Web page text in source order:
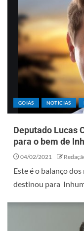
GOIÁS NOTÍCIAS
Deputado Lucas
para o bem de
04/02/2021
Este é o balanço
destinou para